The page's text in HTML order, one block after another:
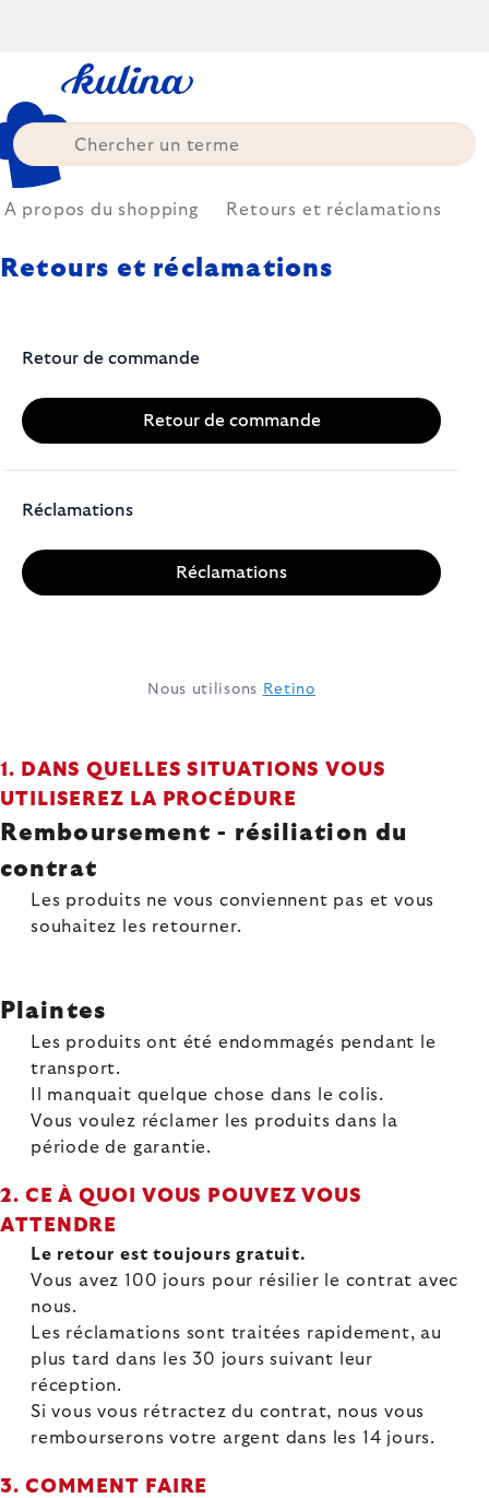
A propos du shopping Retours et réclamations
Retours et réclamations
Nous utilisons Retino
1. DANS QUELLES SITUATIONS VOUS
UTILISEREZ LA PROCÉDURE
Remboursement - résiliation du
contrat
Les produits ne vous conviennent pas et vous
souhaitez les retourner.
Plaintes
Les produits ont été endommagés pendant le
transport.
Il manquait quelque chose dans le colis.
Vous voulez réclamer les produits dans la
période de garantie.
2. CE À QUOI VOUS POUVEZ VOUS
ATTENDRE
Le retour est toujours gratuit.
Vous avez 100 jours pour résilier le contrat avec
nous.
Les réclamations sont traitées rapidement, au
plus tard dans les 30 jours suivant leur
réception.
Si vous vous rétractez du contrat, nous vous
rembourserons votre argent dans les 14 jours.
3. COMMENT FAIRE